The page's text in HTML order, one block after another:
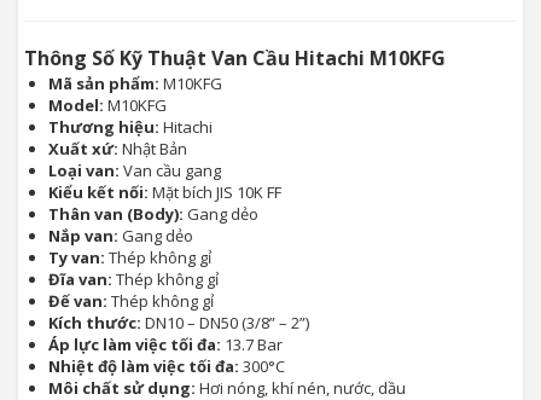
Thông Số Kỹ Thuật Van Cầu Hitachi M10KFG
Mã sản phẩm: M10KFG
Model: M10KFG
Thương hiệu: Hitachi
Xuất xứ: Nhật Bản
Loại van: Van cầu gang
Kiểu kết nối: Mặt bích JIS 10K FF
Thân van (Body): Gang dẻo
Nắp van: Gang dẻo
Ty van: Thép không gỉ
Đĩa van: Thép không gỉ
Đế van: Thép không gỉ
Kích thước: DN10 – DN50 (3/8” – 2”)
Áp lực làm việc tối đa: 13.7 Bar
Nhiệt độ làm việc tối đa: 300°C
Môi chất sử dụng: Hơi nóng, khí nén, nước, dầu